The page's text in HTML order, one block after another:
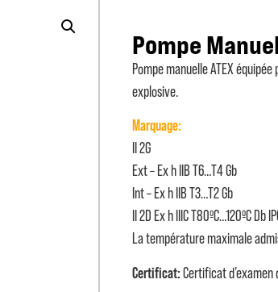
Pompe
Pompe manuelle ATEX
explosive.
Marquage:
II 2G
Ext – Ex h IIB T6…T4 Gb
Int – Ex h IIB T3…T2 Gb
II 2D Ex h IIIC T80ºC…120ºC Db
La température maximale
Certificat:Certificat d’examen